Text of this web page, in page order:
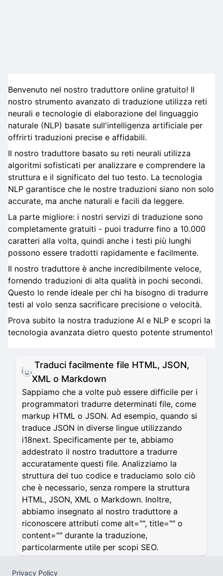
Benvenuto nel nostro traduttore online gratuito! Il
nostro strumento avanzato di traduzione utilizza reti
neurali e tecnologie di elaborazione del linguaggio
naturale (NLP) basate sull'intelligenza artificiale per
offrirti traduzioni precise e affidabili.
Il nostro traduttore basato su reti neurali utilizza
algoritmi sofisticati per analizzare e comprendere la
struttura e il significato del tuo testo. La tecnologia
NLP garantisce che le nostre traduzioni siano non solo
accurate, ma anche naturali e facili da leggere.
La parte migliore: i nostri servizi di traduzione sono
completamente gratuiti - puoi tradurre fino a 10.000
caratteri alla volta, quindi anche i testi più lunghi
possono essere tradotti rapidamente e facilmente.
Il nostro traduttore è anche incredibilmente veloce,
fornendo traduzioni di alta qualità in pochi secondi.
Questo lo rende ideale per chi ha bisogno di tradurre
testi al volo senza sacrificare precisione o velocità.
Prova subito la nostra traduzione AI e NLP e scopri la
tecnologia avanzata dietro questo potente strumento!
Traduci facilmente file HTML, JSON,
XML o Markdown
Sappiamo che a volte può essere difficile per i
programmatori tradurre determinati file, come
markup HTML o JSON. Ad esempio, quando si
traduce JSON in diverse lingue utilizzando
i18next. Specificamente per te, abbiamo
addestrato il nostro traduttore a tradurre
accuratamente questi file. Analizziamo la
struttura del tuo codice e traduciamo solo ciò
che è necessario, senza rompere la struttura
HTML, JSON, XML o Markdown. Inoltre,
abbiamo insegnato al nostro traduttore a
riconoscere attributi come alt="", title="" o
content="" durante la traduzione,
particolarmente utile per scopi SEO.
Privacy Policy